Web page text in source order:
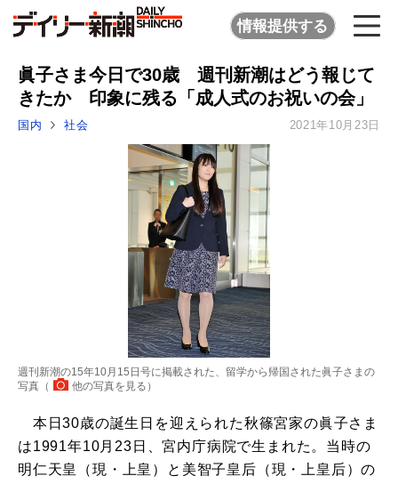
情報提供する
眞子さま今日で30歳 週刊新潮はどう報じて
きたか 印象に残る「成人式のお祝いの会」
国内 社会 2021年10月23日
週刊新潮の15年10月15日号に掲載された、留学から帰国された眞子さまの
写真（
他の写真を見る ）
本日30歳の誕生日を迎えられた秋篠宮家の眞子さま
は1991年10月23日、宮内庁病院で生まれた。当時の
明仁天皇（現・上皇）と美智子皇后（現・上皇后）の